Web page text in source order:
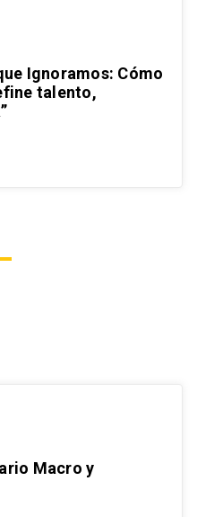
Ignoramos: Cómo
talento,
Macro y